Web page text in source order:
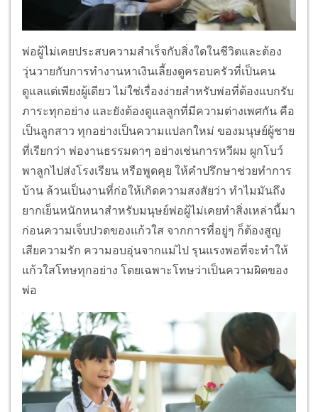
พ่อผู้ไม่เคยประสบความสำเร็จกับสิ่งใดในชีวิตและต้อง
วุ่นวายกับการทำงานหาเงินเลี้ยงดูครอบครัวที่เป็นคน
ดูแลแต่เพียงผู้เดียว ไม่ใช่เรื่องง่ายสำหรับพ่อที่ต้องแบกรับ
ภาระทุกอย่าง และยังต้องดูแลลูกที่มีความต่างเพศกัน คือ
เป็นลูกสาว ทุกอย่างเป็นความแปลกใหม่ ของมนุษย์ผู้ชาย
ที่เรียกว่า พ่องานธรรมดาๆ อย่างเช่นการหวีผม ผูกโบว์
พาลูกไปส่งโรงเรียน หรือพูดคุย ให้คำปรึกษาช่วยทำการ
บ้าน ล้วนเป็นงานที่ก่อให้เกิดความสงสัยว่า ทำไมมันถึง
ยากเย็นหนักหนาสำหรับมนุษย์พ่อผู้ไม่เคยทำสิ่งเหล่านี้มา
ก่อนความเจ็บปวดของแก้วใส จากการที่อยู่ๆ ก็ต้องสูญ
เสียความรัก ความอบอุ่นจากแม่ไป รุนแรงพอที่จะทำให้
แก้วใสโทษทุกอย่าง โดยเฉพาะโทษว่าเป็นความผิดของ
พ่อ